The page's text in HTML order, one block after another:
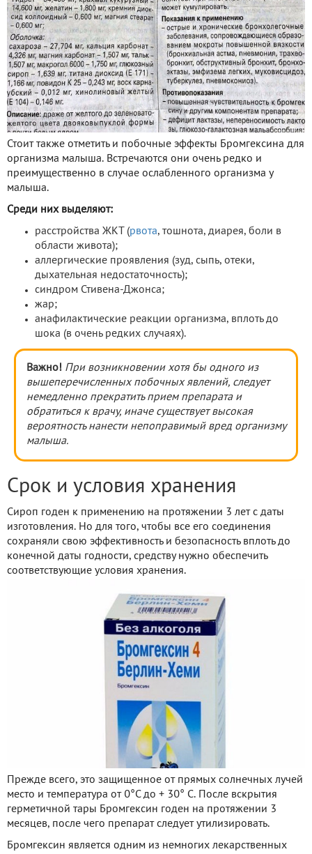
Стоит также отметить и побочные эффекты Бромгексина для
организма малыша. Встречаются они очень редко и
преимущественно в случае ослабленного организма у
малыша.
Среди них выделяют:
расстройства ЖКТ (рвота, тошнота, диарея, боли в
области живота);
аллергические проявления (зуд, сыпь, отеки,
дыхательная недостаточность);
синдром Стивена-Джонса;
жар;
анафилактические реакции организма, вплоть до
шока (в очень редких случаях).
Важно! При возникновении хотя бы одного из
вышеперечисленных побочных явлений, следует
немедленно прекратить прием препарата и
обратиться к врачу, иначе существует высокая
вероятность нанести непоправимый вред организму
малыша.
Срок и условия хранения
Сироп годен к применению на протяжении 3 лет с даты
изготовления. Но для того, чтобы все его соединения
сохраняли свою эффективность и безопасность вплоть до
конечной даты годности, средству нужно обеспечить
соответствующие условия хранения.
Прежде всего, это защищенное от прямых солнечных лучей
место и температура от 0°С до + 30° С. После вскрытия
герметичной тары Бромгексин годен на протяжении 3
месяцев, после чего препарат следует утилизировать.
Бромгексин является одним из немногих лекарственных